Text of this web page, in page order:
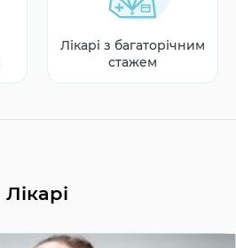
Лікарі з багаторічним
стажем
Лікарі